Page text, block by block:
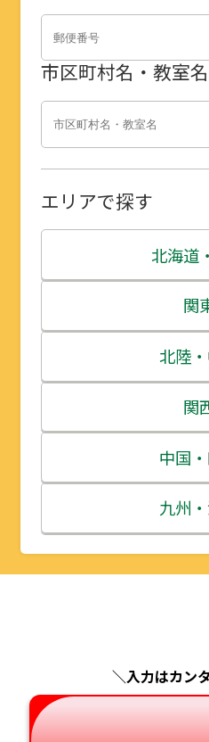
市区町村名・教室
エリアで探す
北海道
北海
青
岩手
宮
秋
山
関
茨
栃木
群
埼
千
北陸
新潟
富
石
福
岐
関
三
滋
京
奈
中国
鳥
島
山
九州
福
＼入力はカン